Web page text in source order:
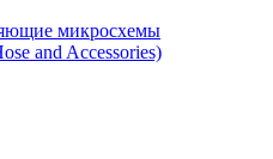
микросхемы
and Accessories)